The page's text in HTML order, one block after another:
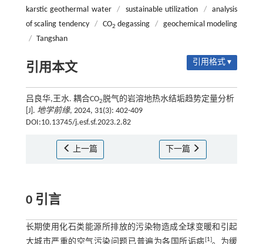
karstic geothermal water / sustainable utilization /
analysis
of scaling tendency / CO2 degassing /
geochemical modeling
/ Tangshan
引用本文 引用格式 ▾
吕良华,王水. 耦合CO2脱气的岩溶地热水结垢趋势定量分析
[J]. 地学前缘, 2024, 31(3): 402-409
DOI:10.13745/j.esf.sf.2023.2.82
上一篇 下一篇
0 引言
长期使用化石类能源所排放的污染物造成全球变暖和引起
大城市严重的空气污染问题已普遍为各国所诟病[1]。为缓